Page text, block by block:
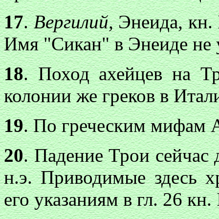
17.Вергилий,Энеида,
Имя "Сикан" в Энеиде не
18. Поход ахейцев на
колонии же греков в
19. По греческим мифам
20. Падение Трои сейчас
н.э. Приводимые здесь
его указаниям в гл. 26 кн.